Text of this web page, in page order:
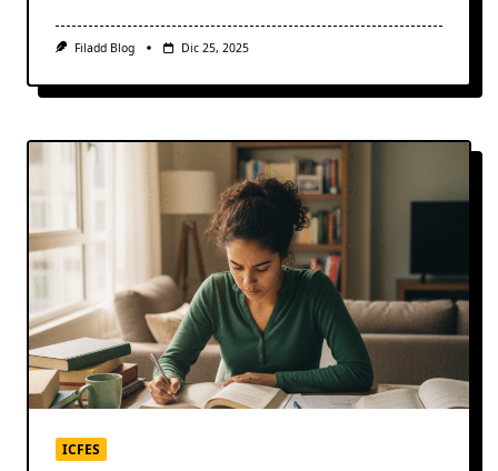
Filadd Blog Dic 25, 2025
ICFES